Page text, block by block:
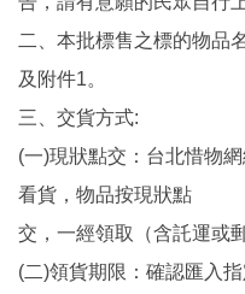
二、本批標售之標的物品
及附件1。
三、交貨方式:
(一)現狀點交：台北惜物
看貨，物品按現狀點
交，一經領取（含託運或
(二)領貨期限：確認匯入